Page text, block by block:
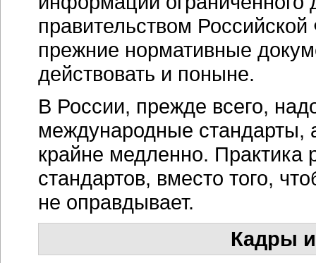
правительством
прежние нормативные
действовать и поныне.
В России, прежде всего,
международные стандарты,
крайне медленно. Практика
стандартов, вместо того,
не оправдывает.
Кадры